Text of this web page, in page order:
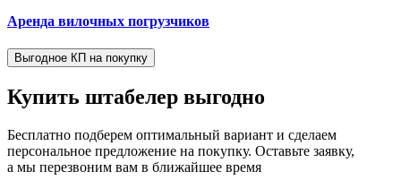
Аренда вилочных погрузчиков
Выгодное КП на покупку
Купить штабелер выгодно
Бесплатно подберем оптимальный вариант и сделаем
персональное предложение на покупку. Оставьте заявку,
а мы перезвоним вам в ближайшее время